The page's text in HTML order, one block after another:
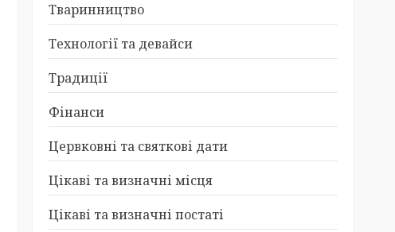
Тваринництво
Технології та девайси
Традиції
Фінанси
Цервковні та святкові дати
Цікаві та визначні місця
Цікаві та визначні постаті